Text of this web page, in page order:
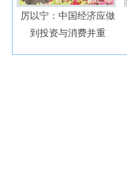
厉以宁：中国经济应做
到投资与消费并重